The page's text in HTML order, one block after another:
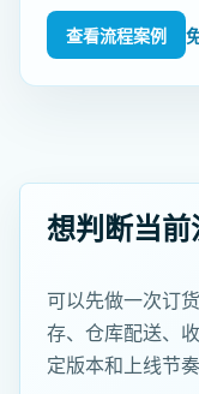
查看流程案例
想判断当前
可以先做一次订
存、仓库配送、
定版本和上线节奏